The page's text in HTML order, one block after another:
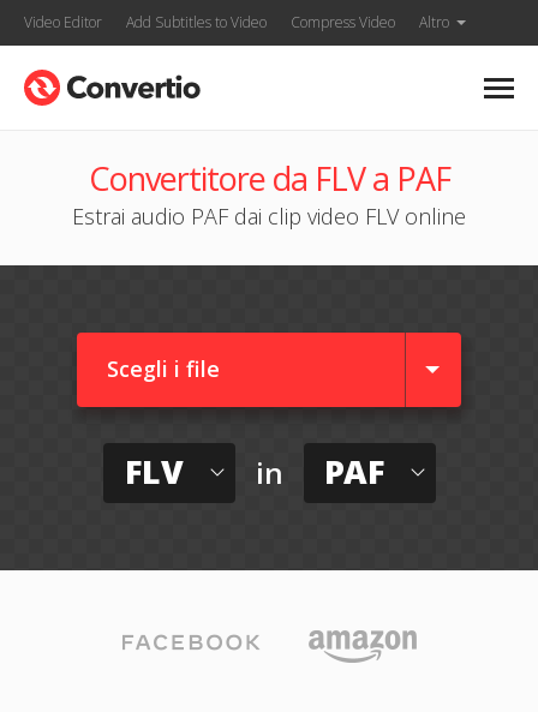
Video Editor Add Subtitles to Video Compress Video Altro
Convertitore da FLV a PAF
Estrai audio PAF dai clip video FLV online
Scegli i file
FLV in PAF